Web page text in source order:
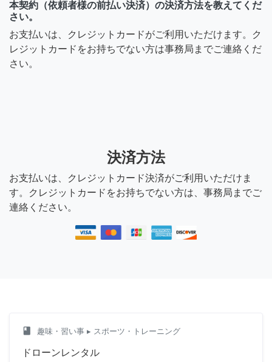
本契約（依頼者様の前払い決済）の決済方法を教えてくだ
さい。
お支払いは、クレジットカードがご利用いただけます。ク
レジットカードをお持ちでない方は事務局までご連絡くだ
さい。
決済方法
お支払いは、クレジットカード決済がご利用いただけま
す。クレジットカードをお持ちでない方は、事務局までご
連絡ください。
class 趣味・習い事 ▸ スポーツ・トレーニング
ドローンレンタル